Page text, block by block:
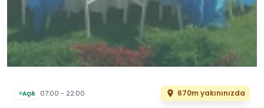
Açık 07:00 - 22:00 670m yakınınızda